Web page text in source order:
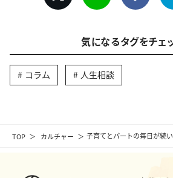
TOP カルチャー 子育てとパートの毎日が続
気になるタグをチェ
コラム 人生相談